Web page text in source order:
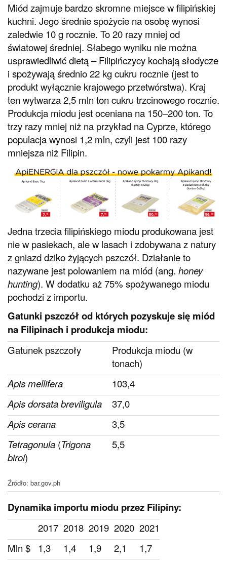
Miód zajmuje bardzo skromne miejsce w filipińskiej
kuchni. Jego średnie spożycie na osobę wynosi
zaledwie 10 g rocznie. To 20 razy mniej od
światowej średniej. Słabego wyniku nie można
usprawiedliwić dietą – Filipińczycy kochają słodycze
i spożywają średnio 22 kg cukru rocznie (jest to
produkt wyłącznie krajowego przetwórstwa). Kraj
ten wytwarza 2,5 mln ton cukru trzcinowego rocznie.
Produkcja miodu jest oceniana na 150–200 ton. To
trzy razy mniej niż na przykład na Cyprze, którego
populacja wynosi 1,2 mln, czyli jest 100 razy
mniejsza niż Filipin.
Jedna trzecia filipińskiego miodu produkowana jest
nie w pasiekach, ale w lasach i zdobywana z natury
z gniazd dziko żyjących pszczół. Działanie to
nazywane jest polowaniem na miód (ang. honey
hunting). W dodatku aż 75% spożywanego miodu
pochodzi z importu.
Gatunki pszczół od których pozyskuje się miód
na Filipinach i produkcja miodu:
Gatunek pszczoły
Produkcja miodu (w
tonach)
Apis mellifera
103,4
Apis dorsata breviligula
37,0
Apis cerana
3,5
Tetragonula (Trigona
biroi)
5,5
Źródło: bar.gov.ph
Dynamika importu miodu przez Filipiny:
2017 2018 2019 2020 2021
Mln $ 1,3 1,4 1,9 2,1
1,7